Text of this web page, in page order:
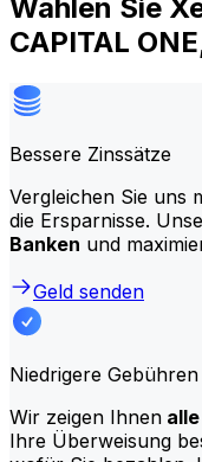
Wählen Sie
CAPITAL
Bessere Zinssätze
Vergleichen Sie uns
die Ersparnisse.
Banken und
Geld senden
Niedrigere Gebühren
Wir zeigen Ihnen
Ihre Überweisung